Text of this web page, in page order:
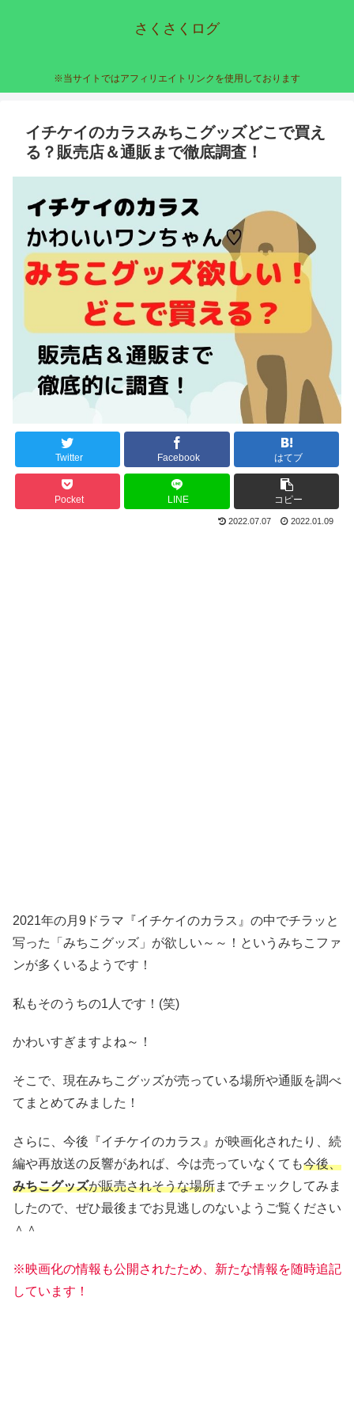
さくさくログ
※当サイトではアフィリエイトリンクを使用しております
イチケイのカラスみちこグッズどこで買え
る？販売店＆通販まで徹底調査！
Twitter Facebook はてブ
Pocket LINE コピー
2022.07.07 2022.01.09
2021年の月9ドラマ『イチケイのカラス』の中でチラッと
写った「みちこグッズ」が欲しい～～！というみちこファ
ンが多くいるようです！
私もそのうちの1人です！(笑)
かわいすぎますよね～！
そこで、現在みちこグッズが売っている場所や通販を調べ
てまとめてみました！
さらに、今後『イチケイのカラス』が映画化されたり、続
編や再放送の反響があれば、今は売っていなくても今後、
みちこグッズが販売されそうな場所までチェックしてみま
したので、ぜひ最後までお見逃しのないようご覧ください
＾＾
※映画化の情報も公開されたため、新たな情報を随時追記
しています！